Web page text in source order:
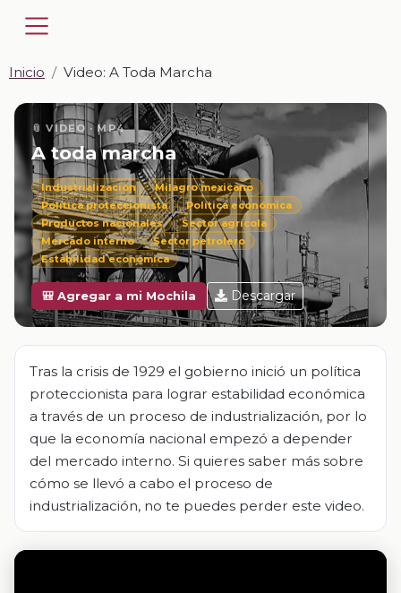
Inicio Video: A Toda Marcha
📎 VIDEO · MP4
A toda marcha
Industrialización
Milagro mexicano
Política proteccionista
Política económica
Productos nacionales
Sector agrícola
Mercado interno
Sector petrolero
Estabilidad económica
🎒 Agregar a mi Mochila Descargar
Tras la crisis de 1929 el gobierno inició un política
proteccionista para lograr estabilidad económica
a través de un proceso de industrialización, por lo
que la economía nacional empezó a depender
del mercado interno. Si quieres saber más sobre
cómo se llevó a cabo el proceso de
industrialización, no te puedes perder este video.